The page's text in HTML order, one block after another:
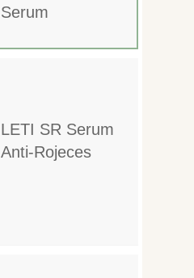
Serum
LETI SR Serum
Anti-Rojeces